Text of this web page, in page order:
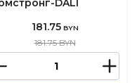
DALI
181.75 BYN
181.75 BYN